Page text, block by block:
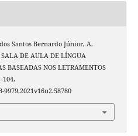
Santos Bernardo Júnior, A.
DE AULA DE LÍNGUA
BASEADAS NOS LETRAMENTOS